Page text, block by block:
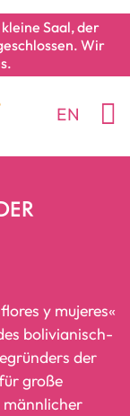
Saal, der
Wir
EN
y mujeres«
bolivianisch-
der
große
männlicher